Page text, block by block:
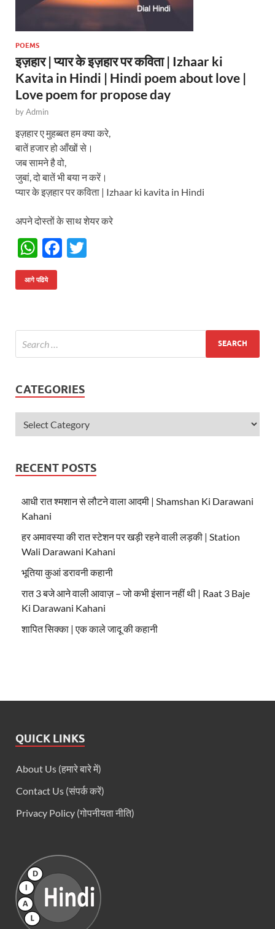
POEMS
इज़हार | प्यार के इज़हार पर कविता | Izhaar ki
Kavita in Hindi | Hindi poem about love |
Love poem for propose day
byAdmin
इज़हार ए मुहब्बत हम क्या करे,
बातें हजार हो आँखों से।
जब सामने है वो,
जुबां, दो बातें भी बया न करें।
प्यार के इज़हार पर कविता | Izhaar ki kavita in Hindi
अपने दोस्तों के साथ शेयर करे
W
h
at
A
p
p
F
o
k
आगे पढिये
CATEGORIES
RECENT POSTS
आधी रात श्मशान से लौटने वाला आदमी | Shamshan Ki Darawani
Kahani
हर अमावस्या की रात स्टेशन पर खड़ी रहने वाली लड़की | Station
Wali Darawani Kahani
भूतिया कुआं डरावनी कहानी
रात 3 बजे आने वाली आवाज़ – जो कभी इंसान नहीं थी | Raat 3 Baje
Ki Darawani Kahani
शापित सिक्का | एक काले जादू की कहानी
QUICK LINKS
About Us (हमारे बारे में)
Contact Us (संपर्क करें)
Privacy Policy (गोपनीयता नीति)